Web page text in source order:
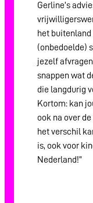
Gerline’s
het
(onbedoelde)
jezelf
snappen wat
die langdurig
Kortom: kan
ook na over
het verschil
is, ook voor
Nederland!”